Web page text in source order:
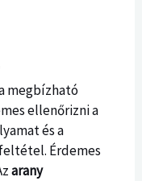
megbízható
ellenőrizni a
és a
Érdemes
arany